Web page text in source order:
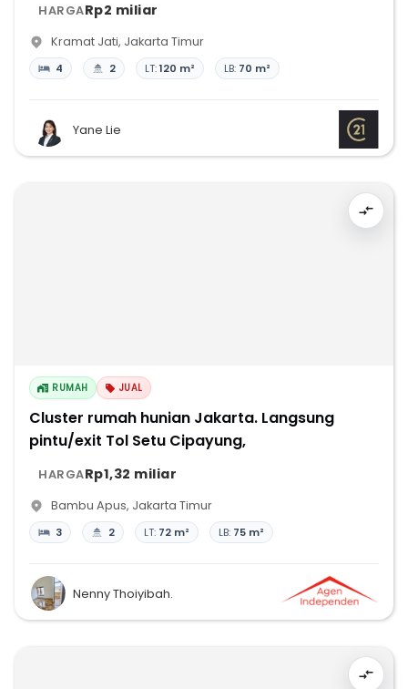
HARGARp2 miliar
Kramat Jati, Jakarta Timur
4 2 LT:120 m² LB: 70 m²
Yane Lie
RUMAH JUAL
Cluster rumah hunian Jakarta. Langsung
pintu/exit Tol Setu Cipayung,
HARGARp1,32 miliar
Bambu Apus, Jakarta Timur
3 2 LT: 72 m² LB: 75 m²
Nenny Thoiyibah.